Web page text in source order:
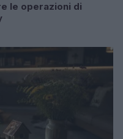
le operazioni di